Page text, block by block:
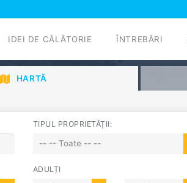
IDEI DE CĂLĂTORIE ÎNTREBĂRI
HARTĂ
TIPUL PROPRIETĂȚII:
-- -- Toate -- --
ADULȚI